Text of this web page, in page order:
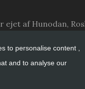
ejet af Hunodan,
data-
to personalise content ,
and to analyse our